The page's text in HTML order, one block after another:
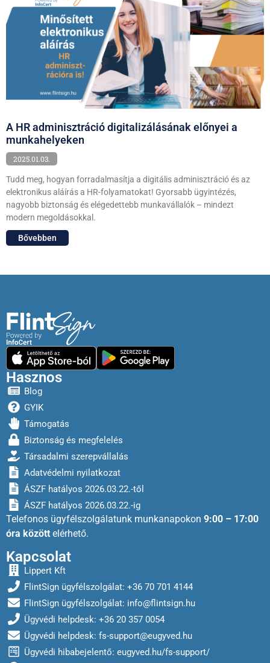
A HR adminisztráció digitalizálásának előnyei a
munkahelyeken
2025.01.03.
Tudd meg, hogyan forradalmasítja a digitális adminisztráció és az
elektronikus aláírás a HR-folyamatokat! Gyorsabb ügyintézés,
nagyobb biztonság és elégedettebb munkavállalók – mindezt
modern megoldásokkal.
Bővebben
Hasznos
Blog
GYIK
Támogatás
Biztonság és megfelelés
Társadalmi szerepvállalás
Adatvédelmi nyilatkozat
ÁSZF hatályos 2026.03.22.-től
ÁSZF hatályos 2026.03.22.-ig
Telefonos ügyfélszolgálatunk munkanapokon 9:00 – 17:00
óra között elérhető.
Kapcsolat
Lippert Kft
FlintSign ügyfélszolgálat: +36 70 701 4144
FlintSign ügyfélszolgálat: info@flintsign.hu
Ügyvédi helpdesk: +36 20 357 0054
Ügyvédi helpdesk: fs-support@eugyved.hu
Ügyvédi hibabejelentő: eugyved.hu/fs-support/